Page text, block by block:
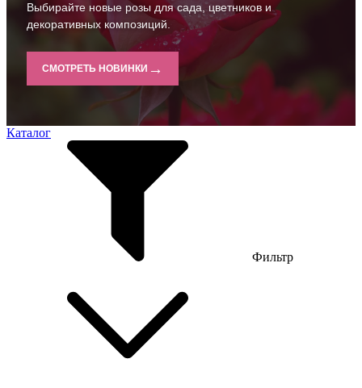
Выбирайте новые розы для сада, цветников и
декоративных композиций.
СМОТРЕТЬ НОВИНКИ →
Каталог
Фильтр